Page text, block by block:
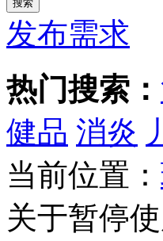
发布需求
热门搜索：
健品 消炎
当前位置：
关于暂停